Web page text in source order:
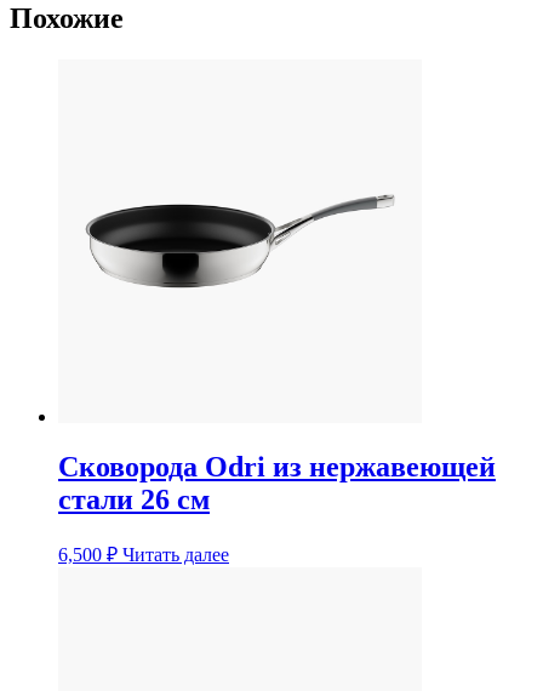
Похожие
Сковорода Odri из нержавеющей
стали 26 см
6,500 ₽ Читать далее